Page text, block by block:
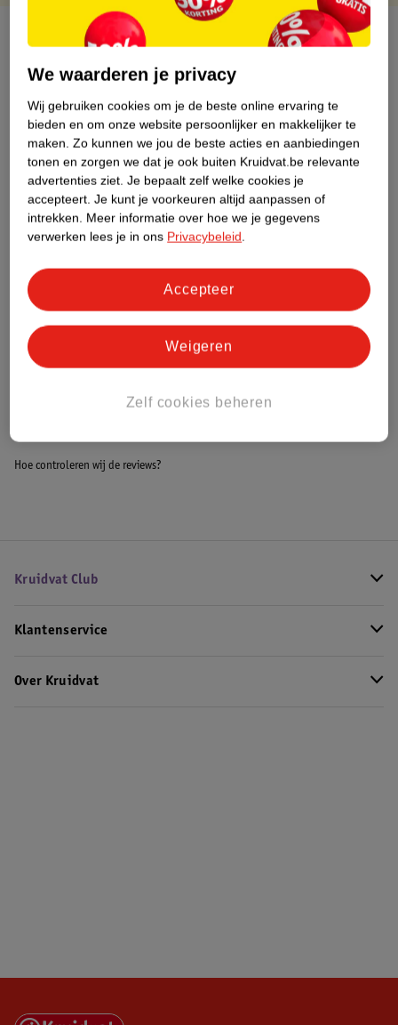
Over dit product
Productinformatie
Etiketinformatie
Nature Impact Score
Dit product heeft (nog) geen Nature
Impact Score.
Meer informatie
Bestel & Bezorginformatie
Hoe controleren wij de reviews?
Kruidvat Club
Klantenservice
Over Kruidvat
We waarderen je privacy
Wij gebruiken cookies om je de beste online ervaring te
bieden en om onze website persoonlijker en makkelijker te
maken. Zo kunnen we jou de beste acties en aanbiedingen
tonen en zorgen we dat je ook buiten Kruidvat.be relevante
advertenties ziet. Je bepaalt zelf welke cookies je
accepteert. Je kunt je voorkeuren altijd aanpassen of
intrekken. Meer informatie over hoe we je gegevens
verwerken lees je in ons Privacybeleid.
Zelf cookies beheren
Weigeren
Accepteer